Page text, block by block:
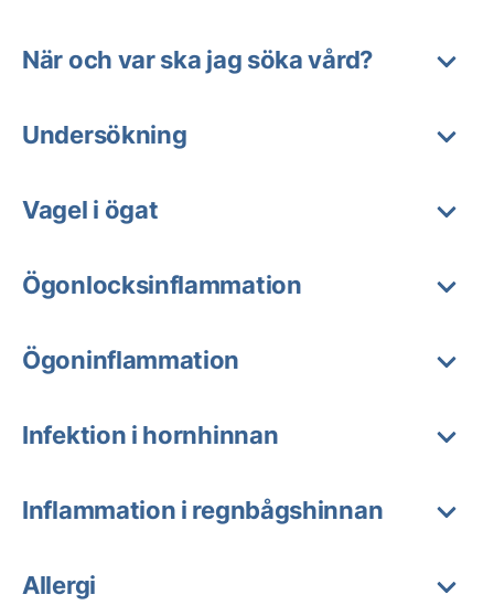
När och var ska jag söka vård?
Undersökning
Vagel i ögat
Ögonlocksinflammation
Ögoninflammation
Infektion i hornhinnan
Inflammation i regnbågshinnan
Allergi